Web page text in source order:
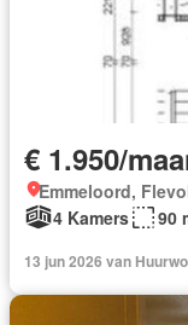
€ 1.950/
Emmeloord,
4 Kamers
90
13 jun 2026 van